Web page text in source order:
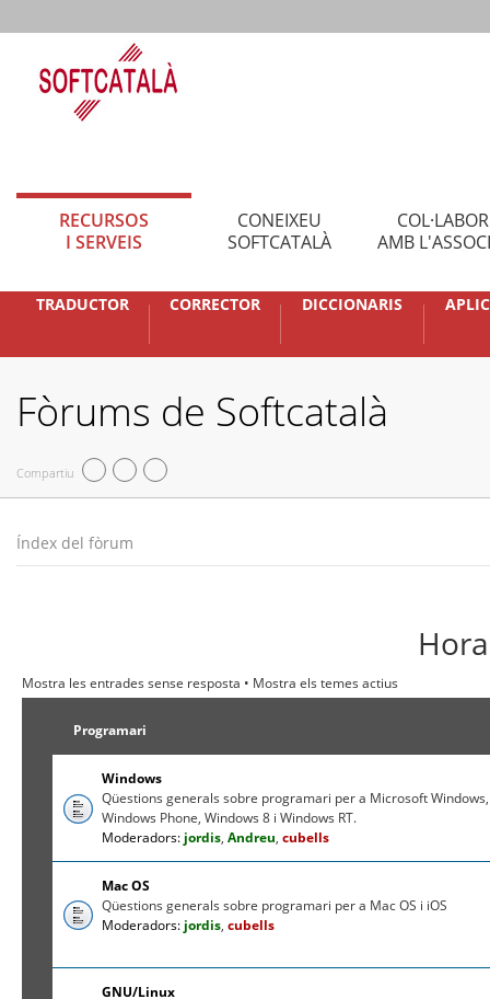
RECURSOS
I SERVEIS
CONEIXEU
SOFTCATALÀ
AMB
TRADUCTOR CORRECTOR DICCIONARIS
Fòrums de Softcatalà
Compartiu
Índex del fòrum
Mostra les entrades sense resposta • Mostra els temes actius
Programari
Windows
Qüestions generals sobre programari per a Microsoft Windows,
Windows Phone, Windows 8 i Windows RT.
Moderadors: jordis,Andreu,cubells
Mac OS
Qüestions generals sobre programari per a Mac OS i iOS
Moderadors: jordis,cubells
GNU/Linux